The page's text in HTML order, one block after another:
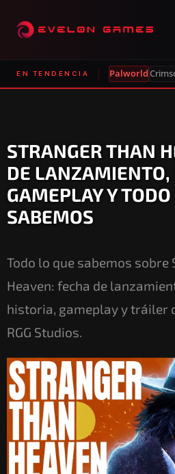
EN TENDENCIA Palworld
STRANGER THAN
DE LANZAMIENTO,
GAMEPLAY Y
SABEMOS
Todo lo que sabemos sobre
Heaven: fecha de
historia, gameplay y tráiler
RGG Studios.